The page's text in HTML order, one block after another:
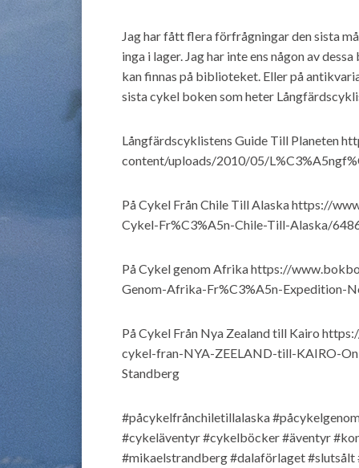
Jag har fått flera förfrågningar den sista
inga i lager. Jag har inte ens någon av
kan finnas på biblioteket. Eller på
sista cykel boken som heter
Långfärdscyklistens Guide Till Planeten
content/uploads/2010/05/
På Cykel Från Chile Till Alaskahttps://
Cykel-Fr%C3%A5n-Chile-Till-Alaska/
På Cykel genom Afrikahttps://
Genom-Afrika-Fr%C3%A5n-Expedition-
På Cykel Från Nya Zealand till Kairo
cykel-fran-NYA-ZEELAND-till-KAIRO-
Standberg
#påcykelfrånchiletillalaska
#cykeläventyr#cykelböcker#äventyr
#mikaelstrandberg#dalaförlaget#slutsålt